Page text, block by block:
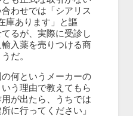
わせでは「シアリス
庫あります」と謳
るが、実際に受診し
入薬を売りつける商
だ。
何というメーカーの
う理由で教えてもら
が出たら、うちでは
に行ってください」